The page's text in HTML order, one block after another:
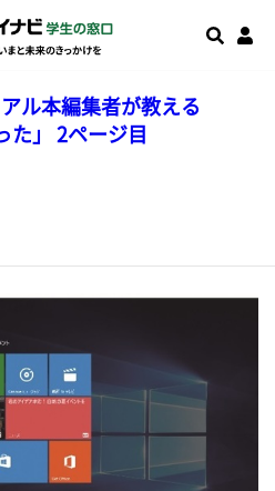
ル本編集者が教える
た」 2ページ目